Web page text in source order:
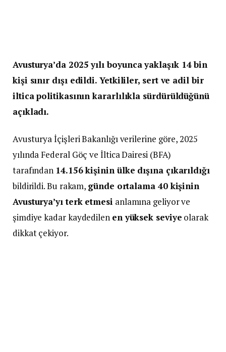
Avusturya’da 2025 yılı boyunca yaklaşık 14 bin
kişi sınır dışı edildi. Yetkililer, sert ve adil bir
iltica politikasının kararlılıkla sürdürüldüğünü
açıkladı.
Avusturya İçişleri Bakanlığı verilerine göre, 2025
yılında Federal Göç ve İltica Dairesi (BFA)
tarafından 14.156 kişinin ülke dışına çıkarıldığı
bildirildi. Bu rakam, günde ortalama 40 kişinin
Avusturya’yı terk etmesi anlamına geliyor ve
şimdiye kadar kaydedilen en yüksek seviye olarak
dikkat çekiyor.